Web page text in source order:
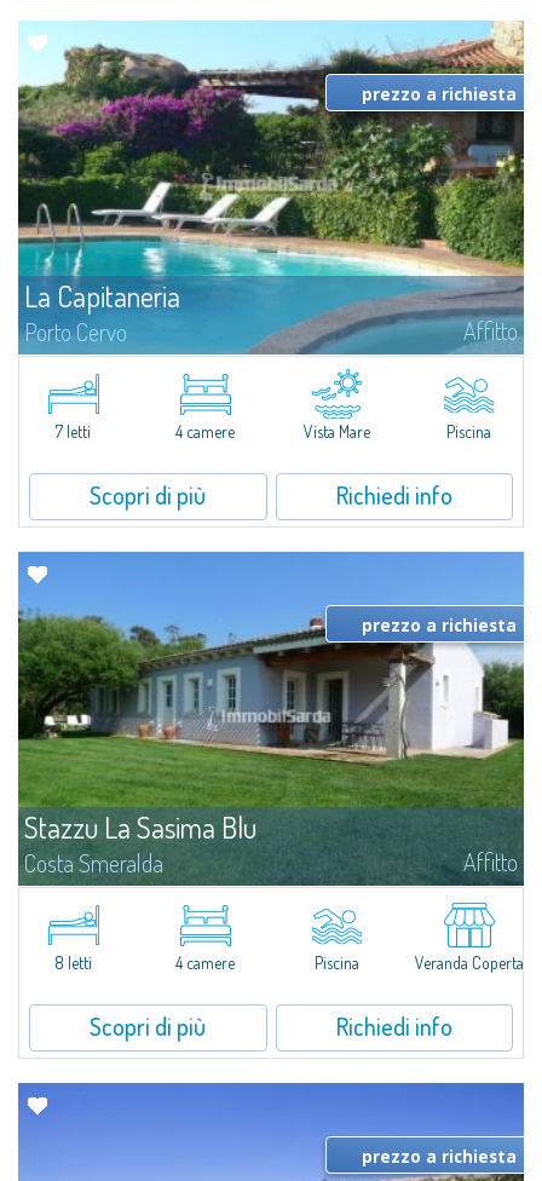
La Capitaneria
Porto Cervo Affitto
Appartamento in vendita e in affitto a Porto Cervo - in Sardegna
Gallura.Appartamento situato in uno dei complessi più eleganti di Porto
Cervo, prima fila sul Porto Vecchio dove si ormeggiano gli Yacht più
prestigiosi...
prezzo a richiesta
7 letti 4 camere Vista Mare Piscina
Scopri di più Richiedi info
Stazzu La Sasima Blu
Costa Smeralda Affitto
Graziosa proprietà in campagna composta da 2 stazzi appena realizzati, di
grande charme, situata ai piedi di San Pantaleo, a soli 10 minuti di
macchina dalla spiaggia.Lo Stazzu Blu si compone di grande soggiorno
con...
prezzo a richiesta
8 letti 4 camere Piscina Veranda Coperta
Scopri di più Richiedi info
prezzo a richiesta